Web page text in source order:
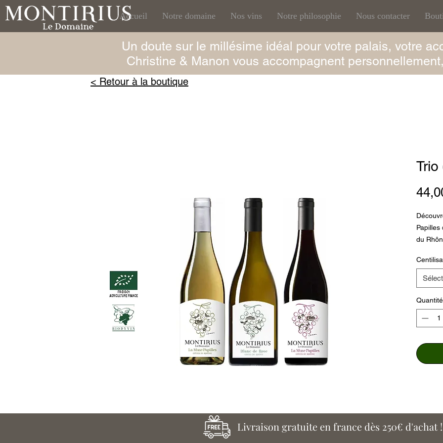
Accueil Notre domaine Nos vins Notre philosophie Nous contacter
Un doute sur le millésime idéal pour votre palais, votre
Christine & Manon vous accompagnent personnellement,
< Retour à la boutique
Papilles
du
- 1
- 1
Rose"
- 1
Quantité
Livraison gratuite en france dès 250€ d'achat !